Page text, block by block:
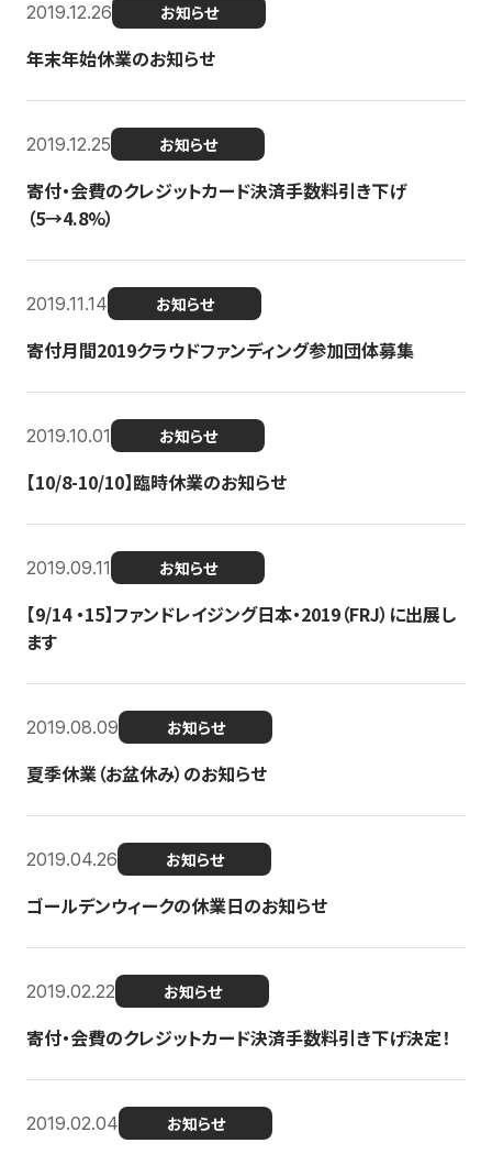
2019.12.26 お知らせ
年末年始休業のお知らせ
2019.12.25 お知らせ
寄付・会費のクレジットカード決済手数料引き下げ
（5→4.8%）
2019.11.14 お知らせ
寄付月間2019クラウドファンディング参加団体募集
2019.10.01 お知らせ
【10/8-10/10】臨時休業のお知らせ
2019.09.11 お知らせ
【9/14 ・15】ファンドレイジング日本・2019（FRJ）に出展し
ます
2019.08.09 お知らせ
夏季休業（お盆休み）のお知らせ
2019.04.26 お知らせ
ゴールデンウィークの休業日のお知らせ
2019.02.22 お知らせ
寄付・会費のクレジットカード決済手数料引き下げ決定！
2019.02.04 お知らせ